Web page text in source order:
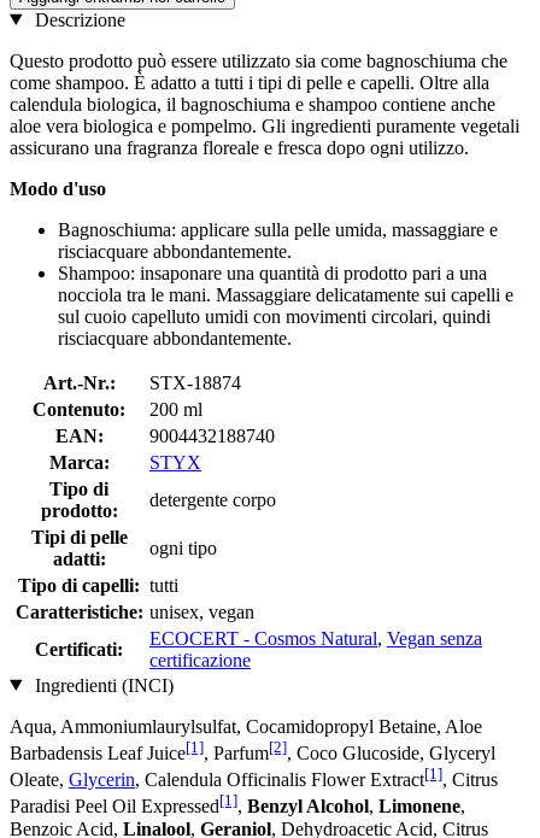
Descrizione
Questo prodotto può essere utilizzato sia come bagnoschiuma che
come shampoo. È adatto a tutti i tipi di pelle e capelli. Oltre alla
calendula biologica, il bagnoschiuma e shampoo contiene anche
aloe vera biologica e pompelmo. Gli ingredienti puramente vegetali
assicurano una fragranza floreale e fresca dopo ogni utilizzo.
Modo d'uso
Bagnoschiuma: applicare sulla pelle umida, massaggiare e
risciacquare abbondantemente.
Shampoo: insaponare una quantità di prodotto pari a una
nocciola tra le mani. Massaggiare delicatamente sui capelli e
sul cuoio capelluto umidi con movimenti circolari, quindi
risciacquare abbondantemente.
Art.-Nr.:
STX-18874
Contenuto:
200 ml
EAN:
9004432188740
Marca:
STYX
Tipo di
prodotto:
detergente corpo
Tipi di pelle
adatti:
ogni tipo
Tipo di capelli: tutti
Caratteristiche: unisex, vegan
Certificati:
ECOCERT - Cosmos Natural, Vegan senza
certificazione
Ingredienti (INCI)
Aqua, Ammoniumlaurylsulfat, Cocamidopropyl Betaine, Aloe
Barbadensis Leaf Juice[1], Parfum[2], Coco Glucoside, Glyceryl
Oleate, Glycerin, Calendula Officinalis Flower Extract[1], Citrus
Paradisi Peel Oil Expressed[1], Benzyl Alcohol, Limonene,
Benzoic Acid, Linalool, Geraniol, Dehydroacetic Acid, Citrus